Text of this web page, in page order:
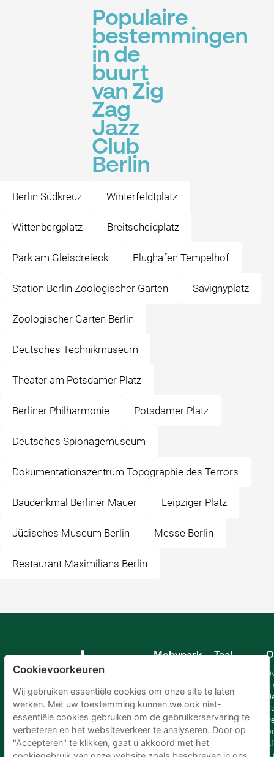
Populaire
bestemmingen
in de
buurt
van Zig
Zag
Jazz
Club
Berlin
Berlin Südkreuz Winterfeldtplatz
Wittenbergplatz Breitscheidplatz
Park am Gleisdreieck Flughafen Tempelhof
Station Berlin Zoologischer Garten Savignyplatz
Zoologischer Garten Berlin
Deutsches Technikmuseum
Theater am Potsdamer Platz
Berliner Philharmonie Potsdamer Platz
Deutsches Spionagemuseum
Dokumentationszentrum Topographie des Terrors
Baudenkmal Berliner Mauer Leipziger Platz
Jüdisches Museum Berlin Messe Berlin
Restaurant Maximilians Berlin
Mobypark
Taal
Spaans
Frankrijk
Italiaans
Nederlands
Cookievoorkeuren
Wij gebruiken essentiële cookies om onze site te laten
werken. Met uw toestemming kunnen we ook niet-
essentiële cookies gebruiken om de gebruikerservaring te
verbeteren en het websiteverkeer te analyseren. Door op
"Accepteren" te klikken, gaat u akkoord met het